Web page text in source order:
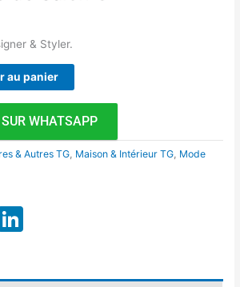
& Styler.
au panier
WHATSAPP
& Autres TG Maison & Intérieur TG Mode